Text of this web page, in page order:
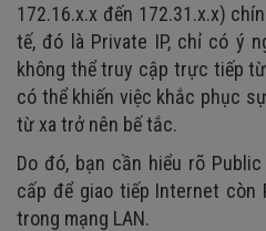
172.16.x.x đến 172.31.x.x)
tế, đó là Private IP, chỉ có ý
không thể truy cập trực tiếp
có thể khiến việc khắc phục
từ xa trở nên bế tắc.
Do đó, bạn cần hiểu rõ
cấp để giao tiếp Internet còn
trong mạng LAN.